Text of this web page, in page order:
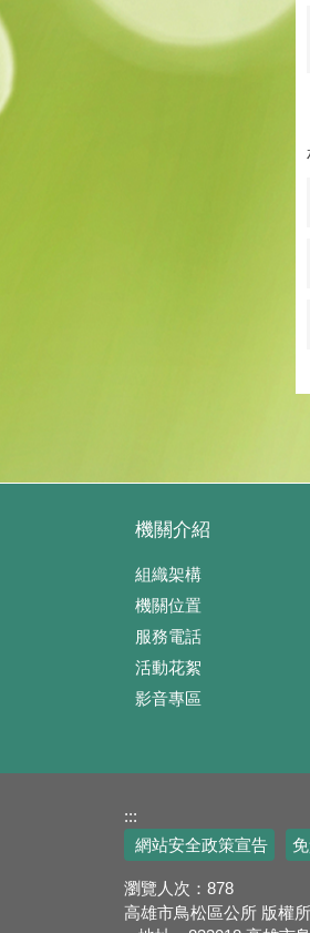
機關介紹
組織架構
機關位置
服務電話
活動花絮
影音專區
:::
網站安全政策宣告
瀏覽人次： 878
高雄市鳥松區公所 版權